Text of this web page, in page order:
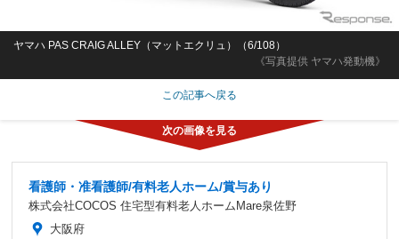
《写真提供 ヤマハ発動機》
ヤマハ PAS CRAIG ALLEY（マットエクリュ）（6/108）
この記事へ戻る
看護師・准看護師/有料老人ホーム/賞与あり
株式会社COCOS 住宅型有料老人ホームMare泉佐野
大阪府